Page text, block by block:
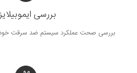
بررسی
بررسی صحت عملکرد سیستم ضد سرقت